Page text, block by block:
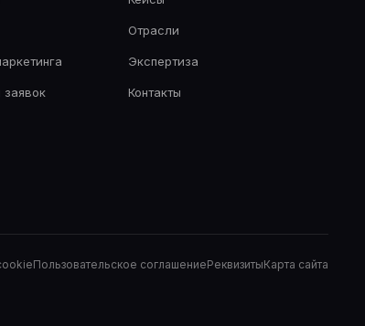
заявок
Отрасли
Экспертиза
Контакты
Пользовательское соглашениеРеквизитыКарта сайта